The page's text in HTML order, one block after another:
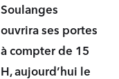
Soulanges
ouvrira ses portes
à compter de 15
H, aujourd’hui le